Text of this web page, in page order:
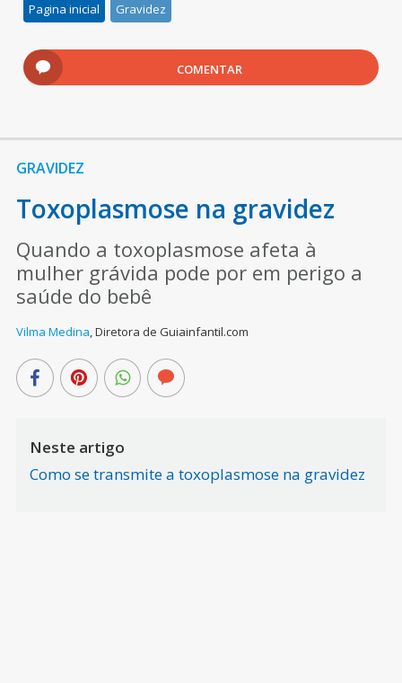
Pagina inicial Gravidez
COMENTAR
GRAVIDEZ
Toxoplasmose na gravidez
Quando a toxoplasmose afeta à
mulher grávida pode por em perigo a
saúde do bebê
Vilma Medina,Diretora de Guiainfantil.com
Neste artigo
Como se transmite a toxoplasmose na gravidez